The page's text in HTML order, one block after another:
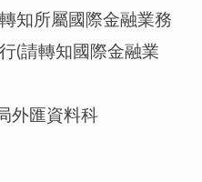
知所屬國際金融業務
(請轉知國際金融業
外匯資料科